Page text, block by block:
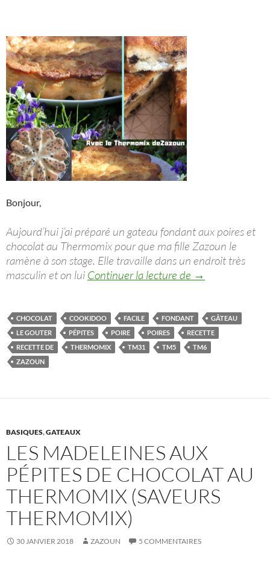
Bonjour,
Aujourd’hui j’ai préparé un gateau fondant aux poires et
chocolat au Thermomix pour que ma fille Zazoun le
ramène à son stage. Elle travaille dans un endroit très
masculin et on lui Continuer la lecture de Gateau fondant
→
CHOCOLAT COOKIDOO FACILE FONDANT
GÂTEAU
LE GOUTER
PÉPITES POIRE POIRES
RECETTE
RECETTE DE
THERMOMIX TM31 TM5
TM6
ZAZOUN
BASIQUES,GATEAUX
LES MADELEINES AUX
PÉPITES DE CHOCOLAT AU
THERMOMIX (SAVEURS
THERMOMIX)
30 JANVIER 2018 ZAZOUN 5 COMMENTAIRES